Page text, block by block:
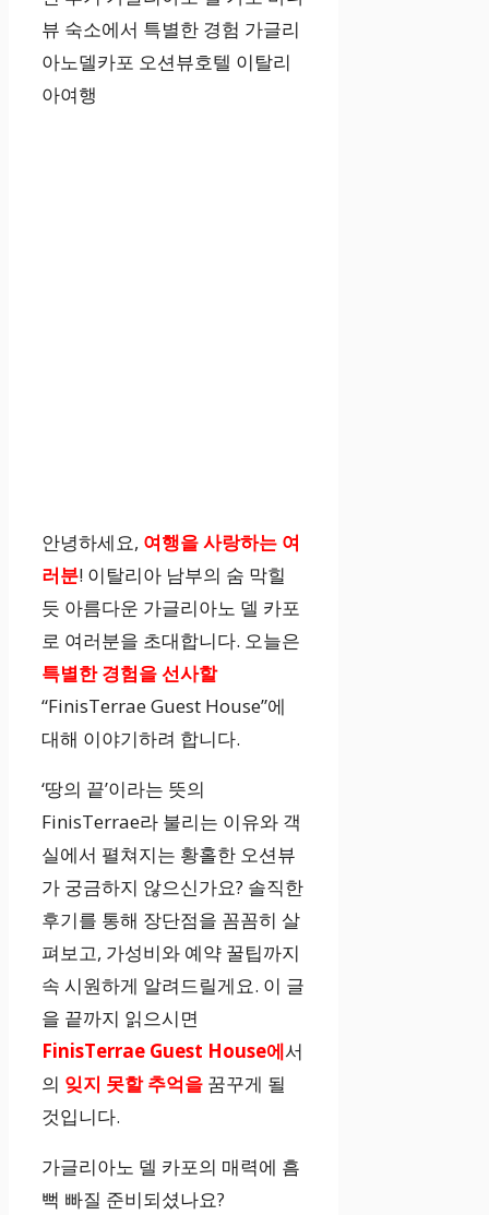
안녕하세요, 여행을 사랑하는 여
러분! 이탈리아 남부의 숨 막힐
듯 아름다운 가글리아노 델 카포
로 여러분을 초대합니다. 오늘은
특별한 경험을 선사할
“FinisTerrae Guest House”에
대해 이야기하려 합니다.
‘땅의 끝’이라는 뜻의
FinisTerrae라 불리는 이유와 객
실에서 펼쳐지는 황홀한 오션뷰
가 궁금하지 않으신가요? 솔직한
후기를 통해 장단점을 꼼꼼히 살
펴보고, 가성비와 예약 꿀팁까지
속 시원하게 알려드릴게요. 이 글
을 끝까지 읽으시면
FinisTerrae Guest House에서
의 잊지 못할 추억을 꿈꾸게 될
것입니다.
가글리아노 델 카포의 매력에 흠
뻑 빠질 준비되셨나요?